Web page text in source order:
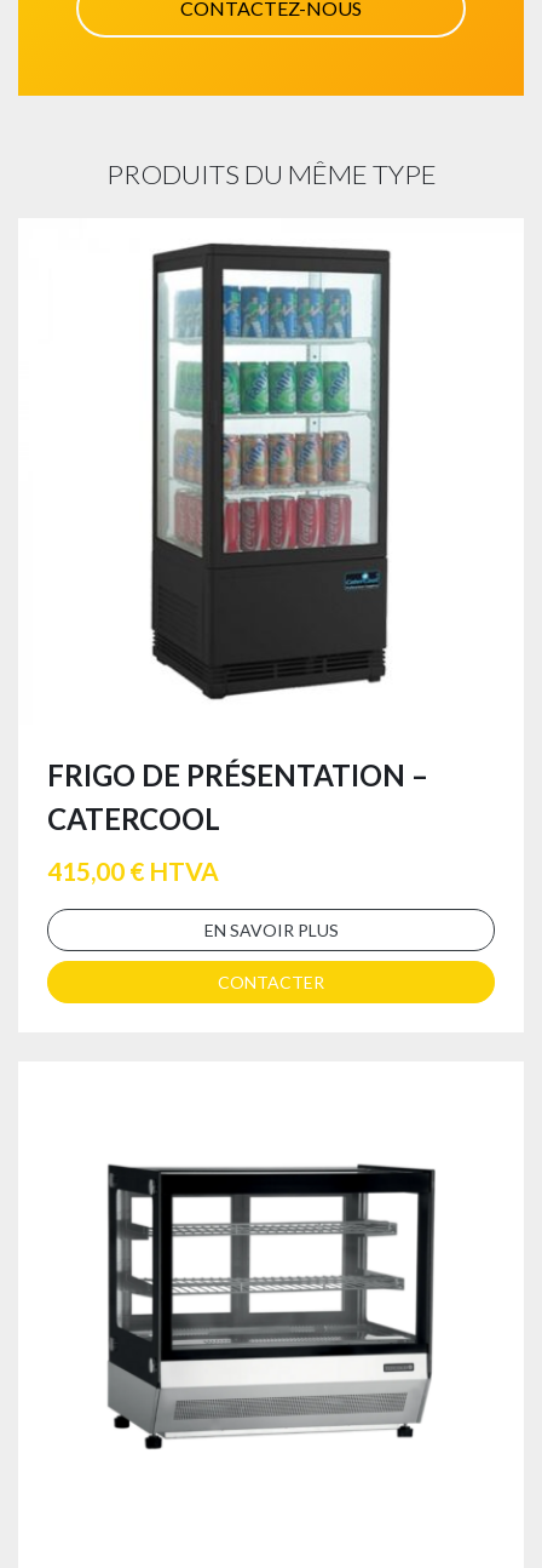
CONTACTEZ-NOUS
PRODUITS DU MÊME TYPE
FRIGO DE PRÉSENTATION –
CATERCOOL
415,00 € HTVA
EN SAVOIR PLUS
CONTACTER